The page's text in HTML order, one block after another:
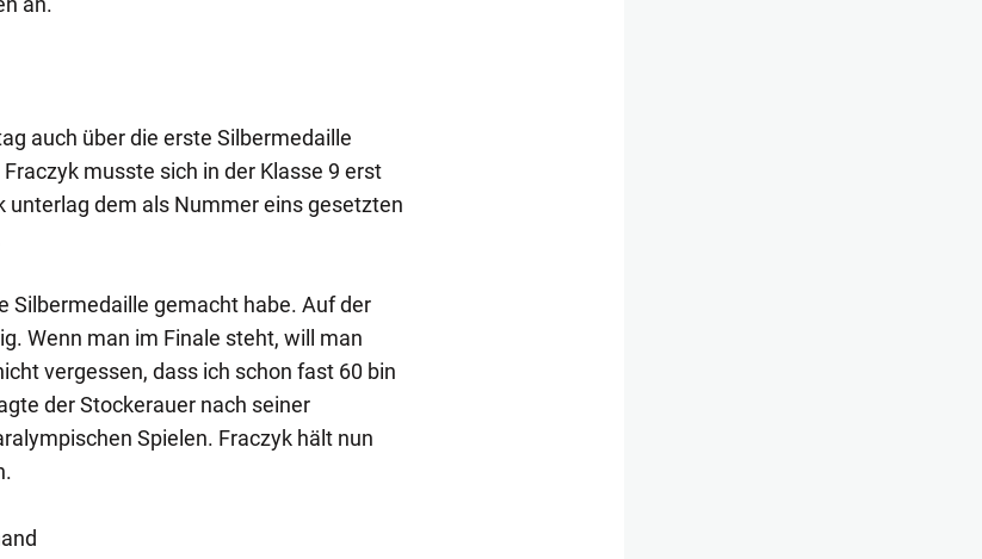
auch über die erste Silbermedaille
musste sich in der Klasse 9 erst
unterlag dem als Nummer eins gesetzten
Silbermedaille gemacht habe. Auf der
Wenn man im Finale steht, will man
vergessen, dass ich schon fast 60 bin
der Stockerauer nach seiner
Spielen. Fraczyk hält nun